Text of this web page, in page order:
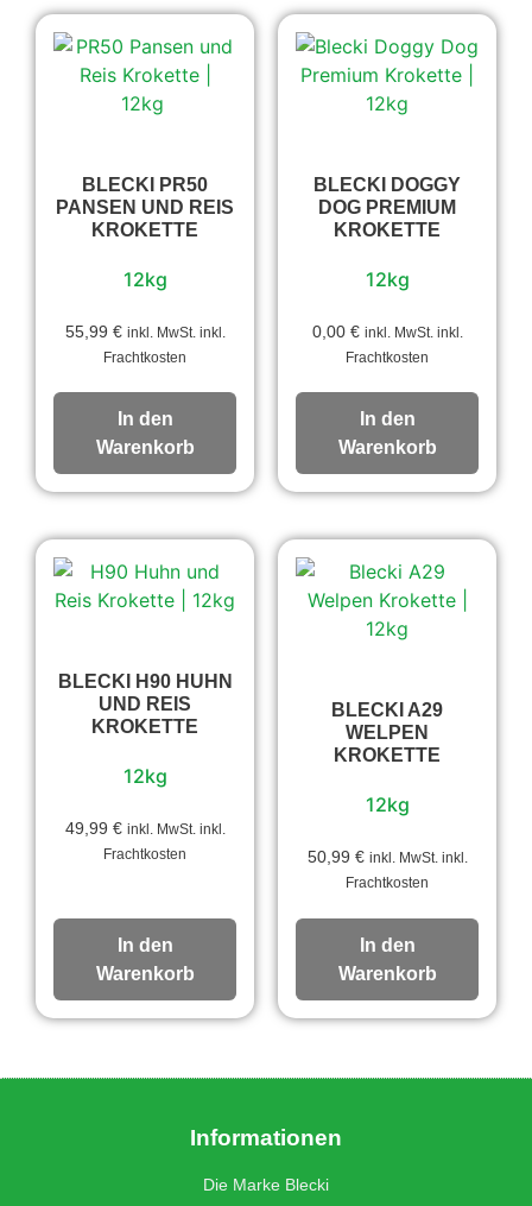
BLECKI PR50
PANSEN UND REIS
KROKETTE
12kg
55,99 € inkl. MwSt. inkl.
Frachtkosten
In den
Warenkorb
BLECKI DOGGY
DOG PREMIUM
KROKETTE
12kg
0,00 € inkl. MwSt. inkl.
Frachtkosten
In den
Warenkorb
BLECKI H90 HUHN
UND REIS
KROKETTE
12kg
49,99 € inkl. MwSt. inkl.
Frachtkosten
In den
Warenkorb
BLECKI A29
WELPEN
KROKETTE
12kg
50,99 € inkl. MwSt. inkl.
Frachtkosten
In den
Warenkorb
Informationen
Die Marke Blecki